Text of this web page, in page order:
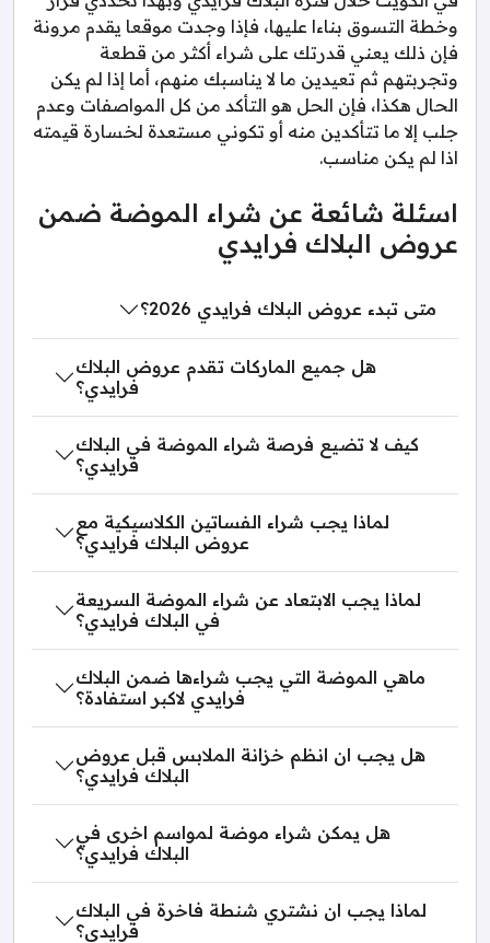
وخطة التسوق بناءا عليها، فإذا وجدت موقعا يقدم مرونة
فإن ذلك يعني قدرتك على شراء أكثر من قطعة
وتجربتهم ثم تعيدين ما لا يناسبك منهم، أما إذا لم يكن
الحال هكذا، فإن الحل هو التأكد من كل المواصفات وعدم
جلب إلا ما تتأكدين منه أو تكوني مستعدة لخسارة قيمته
اذا لم يكن مناسب.
اسئلة شائعة عن شراء الموضة ضمن
عروض البلاك فرايدي
متى تبدء عروض البلاك فرايدي 2026؟
هل جميع الماركات تقدم عروض البلاك
فرايدي؟
كيف لا تضيع فرصة شراء الموضة في البلاك
فرايدي؟
لماذا يجب شراء الفساتين الكلاسيكية مع
عروض البلاك فرايدي؟
لماذا يجب الابتعاد عن شراء الموضة السريعة
في البلاك فرايدي؟
ماهي الموضة التي يجب شراءها ضمن البلاك
فرايدي لاكبر استفادة؟
هل يجب ان انظم خزانة الملابس قبل عروض
البلاك فرايدي؟
هل يمكن شراء موضة لمواسم اخرى في
البلاك فرايدي؟
لماذا يجب ان نشتري شنطة فاخرة في البلاك
فرايدي؟